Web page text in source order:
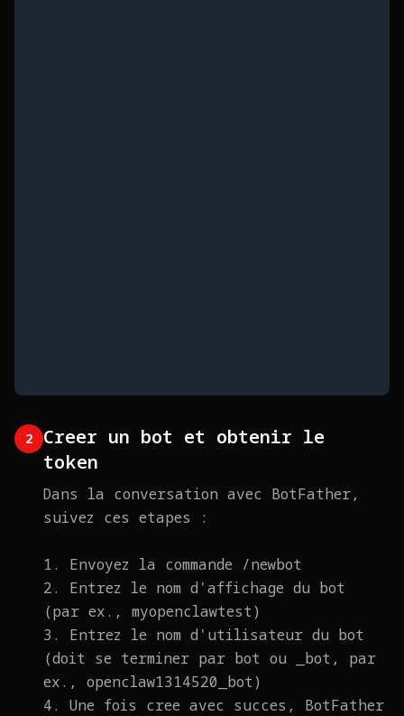
2
Creer un bot et obtenir le
token
Dans la conversation avec BotFather,
suivez ces etapes :
1. Envoyez la commande /newbot
2. Entrez le nom d'affichage du bot
(par ex., myopenclawtest)
3. Entrez le nom d'utilisateur du bot
(doit se terminer par bot ou _bot, par
ex., openclaw1314520_bot)
4. Une fois cree avec succes, BotFather